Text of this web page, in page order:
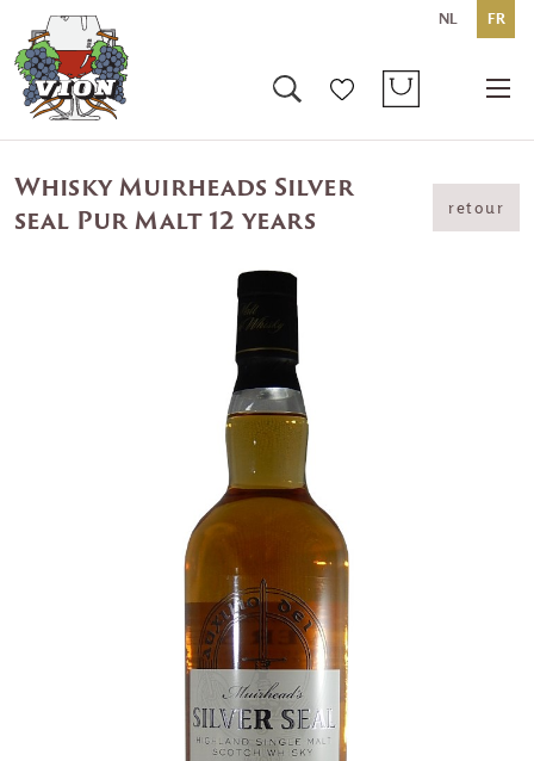
NL FR
Whisky Muirheads Silver
seal Pur Malt 12 years
retour